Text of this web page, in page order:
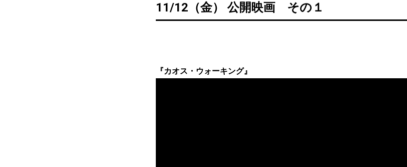
11/12（金） 公開映画 その１
『カオス・ウォーキング』